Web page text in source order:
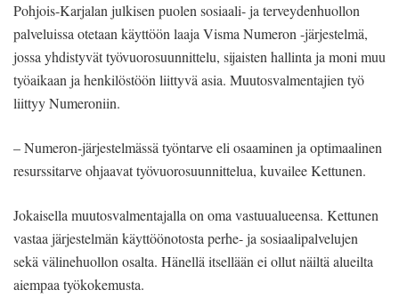
Pohjois-Karjalan julkisen puolen sosiaali- ja terveydenhuollon
palveluissa otetaan käyttöön laaja Visma Numeron -järjestelmä,
jossa yhdistyvät työvuorosuunnittelu, sijaisten hallinta ja moni muu
työaikaan ja henkilöstöön liittyvä asia. Muutosvalmentajien työ
liittyy Numeroniin.
– Numeron-järjestelmässä työntarve eli osaaminen ja optimaalinen
resurssitarve ohjaavat työvuorosuunnittelua, kuvailee Kettunen.
Jokaisella muutosvalmentajalla on oma vastuualueensa. Kettunen
vastaa järjestelmän käyttöönotosta perhe- ja sosiaalipalvelujen
sekä välinehuollon osalta. Hänellä itsellään ei ollut näiltä alueilta
aiempaa työkokemusta.